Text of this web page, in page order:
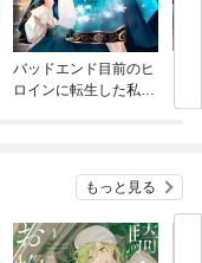
バッドエンド目前のヒ
ロインに転生した私、
もっと見る